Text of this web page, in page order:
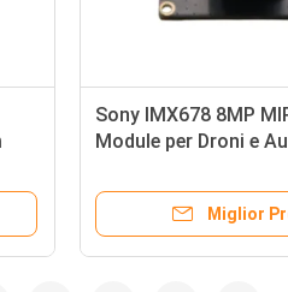
Sony IMX678 8MP
Module per Droni e
Miglior